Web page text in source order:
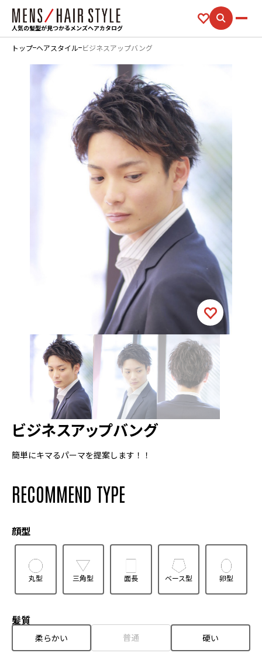
人気の髪型が見つかるメンズヘアカタログ
トップ ヘアスタイル ビジネスアップバング
ビジネスアップバング
簡単にキマるパーマを提案します！！
RECOMMEND TYPE
顔型
丸型 三角型 面長 ベース型 卵型
髪質
柔らかい 普通 硬い